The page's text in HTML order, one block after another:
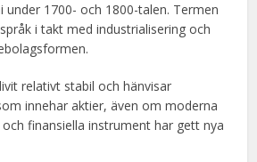
1700- och 1800-talen. Termen
i takt med industrialisering och
relativt stabil och hänvisar
innehar aktier, även om moderna
finansiella instrument har gett nya